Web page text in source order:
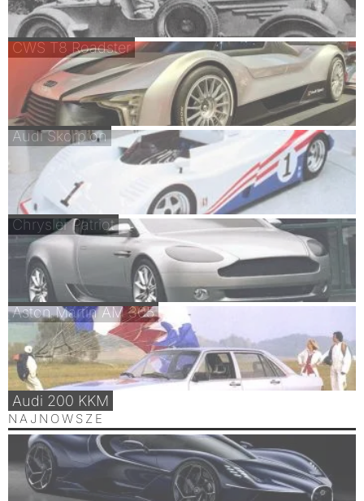
CWS T8 Roadster
Audi Skorpion
Chrysler Patriot
Aston Martin AM 305
Audi 200 KKM
NAJNOWSZE